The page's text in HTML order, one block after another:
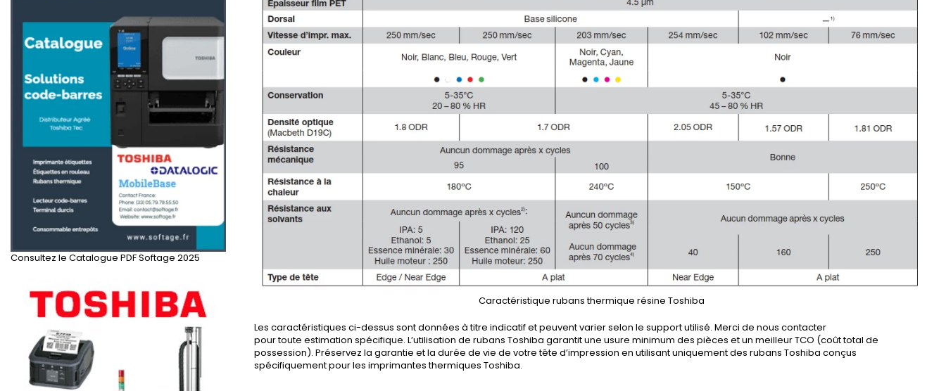
Consultez le Catalogue PDF Softage 2025
Caractéristique rubans thermique résine Toshiba
Les caractéristiques ci-dessus sont données à titre indicatif et peuvent varier selon le support utilisé. Merci de nous contacter
pour toute estimation spécifique. L’utilisation de rubans Toshiba garantit une usure minimum des pièces et un meilleur TCO (coût total de
possession). Préservez la garantie et la durée de vie de votre tête d’impression en utilisant uniquement des rubans Toshiba conçus
spécifiquement pour les imprimantes thermiques Toshiba.